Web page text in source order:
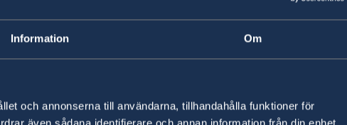
Information Om
och annonserna till användarna, tillhandahålla funktioner för
och kontakter i Sydkorea
Servicekan ni kontakta för rådgivning,
Control and Prevention Agency
(KDCA) är ansvarig
har löpande uppdaterad information.